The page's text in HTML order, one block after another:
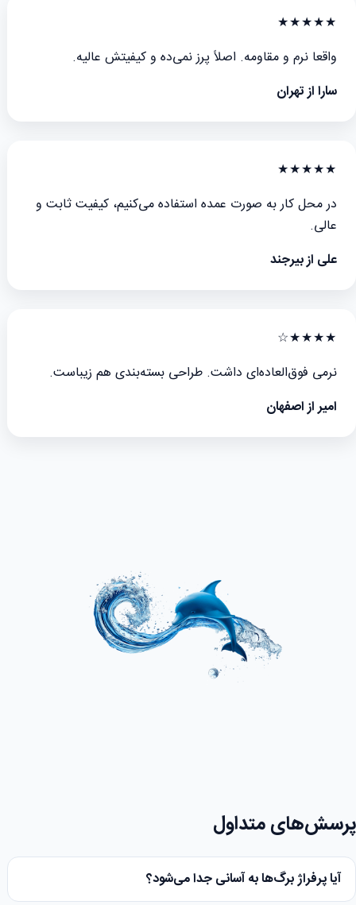
★★★★★
واقعا نرم و مقاومه. اصلاً پرز نمی‌ده و کیفیتش عالیه.
سارا از تهران
★★★★★
در محل کار به صورت عمده استفاده می‌کنیم، کیفیت ثابت و
عالی.
علی از بیرجند
★★★★☆
نرمی فوق‌العاده‌ای داشت. طراحی بسته‌بندی هم زیباست.
امیر از اصفهان
پرسش‌های متداول
آیا پرفراژ برگ‌ها به آسانی جدا می‌شود؟